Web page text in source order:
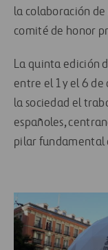
la colaboración de
comité de honor
La quinta edición
entre el 1 y el 6
la sociedad el
españoles,
pilar fundamental